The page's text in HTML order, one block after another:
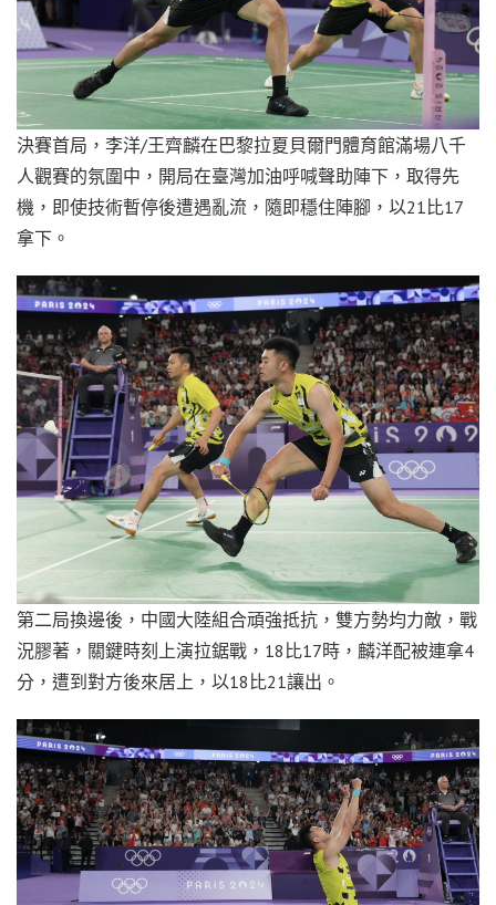
決賽首局，李洋/王齊麟在巴黎拉夏貝爾門體育館滿場八千
人觀賽的氛圍中，開局在臺灣加油呼喊聲助陣下，取得先
機，即使技術暫停後遭遇亂流，隨即穩住陣腳，以21比17
拿下。
第二局換邊後，中國大陸組合頑強抵抗，雙方勢均力敵，戰
況膠著，關鍵時刻上演拉鋸戰，18比17時，麟洋配被連拿4
分，遭到對方後來居上，以18比21讓出。